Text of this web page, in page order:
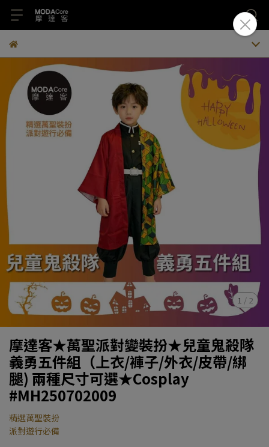
1 / 2
摩達客★萬聖派對變裝扮★兒童鬼殺隊
義勇五件組（上衣/褲子/外衣/皮帶/綁
腿) 兩種尺寸可選★Cosplay
#MH250702009
精選萬聖裝扮
派對遊行必備